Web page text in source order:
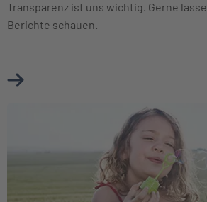
Transparenz ist uns wichtig. Gerne
Berichte schauen.
Mehr über Berichte erfahren